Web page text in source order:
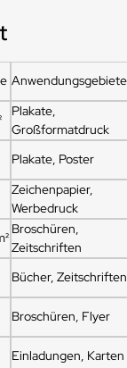
Anwendungsgebiete
Plakate,
Großformatdruck
Plakate, Poster
Zeichenpapier,
Werbedruck
Broschüren,
Zeitschriften
Bücher, Zeitschriften
Broschüren, Flyer
Einladungen, Karten